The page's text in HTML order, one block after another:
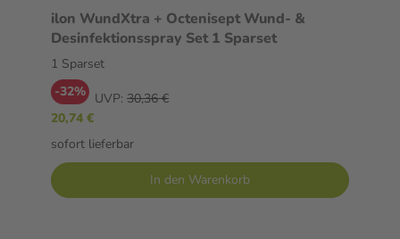
ilon WundXtra + Octenisept Wund- &
Desinfektionsspray Set 1 Sparset
1 Sparset
-32% UVP: 30,36 €
20,74 €
sofort lieferbar
In den Warenkorb